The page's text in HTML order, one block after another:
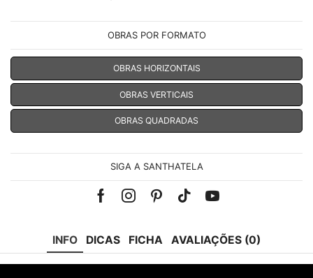
OBRAS POR FORMATO
OBRAS HORIZONTAIS
OBRAS VERTICAIS
OBRAS QUADRADAS
SIGA A SANTHATELA
Facebook
Instagram
Pinterest
Tik-Youtube
INFO DICAS FICHA AVALIAÇÕES (0)